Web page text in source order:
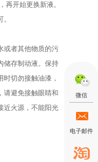
再开始更换新液。
或者其他物质的污
储存制动液。保持
切勿接触油漆，
请避免接触眼睛和
近火源，不能阳光
微信
电子邮件